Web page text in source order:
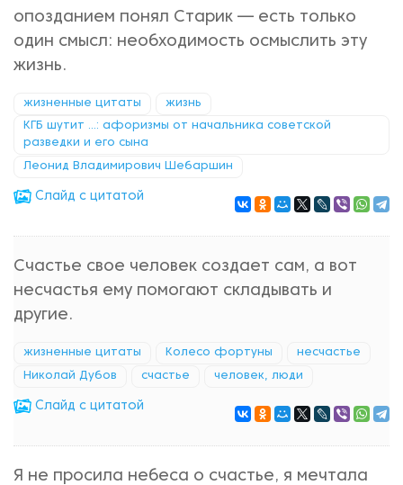
опозданием понял Старик — есть только
один смысл: необходимость осмыслить эту
жизнь.
жизненные цитаты жизнь
КГБ шутит ...: афоризмы от начальника советской
разведки и его сына
Леонид Владимирович Шебаршин
Cлайд с цитатой
Счастье свое человек создает сам, а вот
несчастья ему помогают складывать и
другие.
жизненные цитаты Колесо фортуны несчастье
Николай Дубов счастье человек, люди
Cлайд с цитатой
Я не просила небеса о счастье, я мечтала